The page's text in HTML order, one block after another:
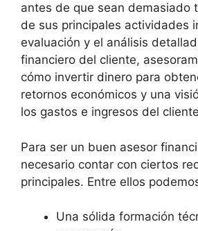
antes de que sean demasiado
de sus principales actividades
evaluación y el análisis
financiero del cliente,
cómo invertir dinero para
retornos económicos y una
los gastos e ingresos del
Para ser un buen asesor
necesario contar con ciertos
principales. Entre ellos
Una sólida formación